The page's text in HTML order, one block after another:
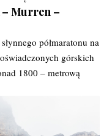
Murren –
półmaratonu na
górskich
1800 – metrową